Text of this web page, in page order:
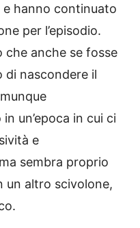
hanno continuato
per l’episodio.
anche se fosse
di nascondere il
un’epoca in cui ci
e
sembra proprio
un altro scivolone,